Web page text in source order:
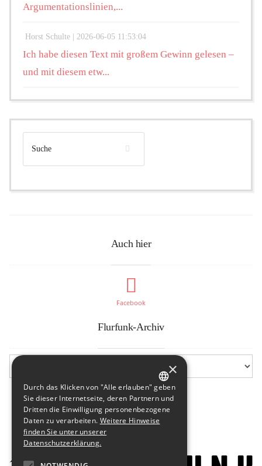
Argumentationslinien,...
Horst Schulte | 2026-06-05 11:53:04
Ich habe diesen Text mit großem Gewinn gelesen –
und mit diesem etw...
Auch hier
Facebook
Flurfunk-Archiv
GERMAN
ENGLISH
×
Durch das Klicken von "Alle erlauben" geben
Sie dieser Internetseite, deren Partnern und
Dritten die Einwilligung personenbezogene
Daten zu verarbeiten. Weitere Hinweise
finden Sie unter unserer
Datenschutzerklärung.